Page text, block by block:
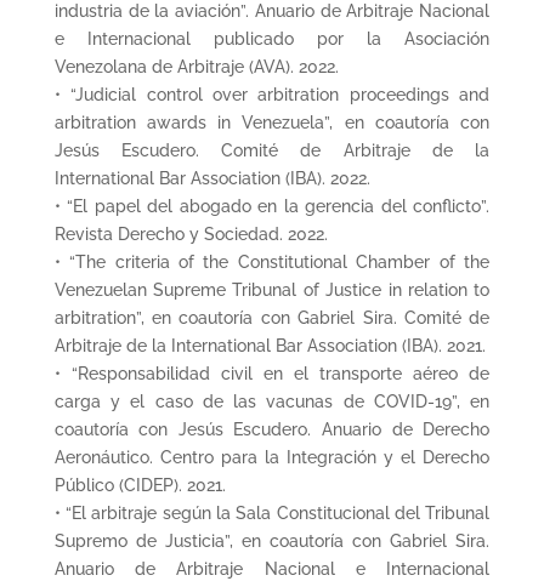
industria de la aviación”. Anuario de Arbitraje Nacional
e Internacional publicado por la Asociación
Venezolana de Arbitraje (AVA). 2022.
• “Judicial control over arbitration proceedings and
arbitration awards in Venezuela”, en coautoría con
Jesús Escudero. Comité de Arbitraje de la
International Bar Association (IBA). 2022.
• “El papel del abogado en la gerencia del conflicto”.
Revista Derecho y Sociedad. 2022.
• “The criteria of the Constitutional Chamber of the
Venezuelan Supreme Tribunal of Justice in relation to
arbitration”, en coautoría con Gabriel Sira. Comité de
Arbitraje de la International Bar Association (IBA). 2021.
• “Responsabilidad civil en el transporte aéreo de
carga y el caso de las vacunas de COVID-19”, en
coautoría con Jesús Escudero. Anuario de Derecho
Aeronáutico. Centro para la Integración y el Derecho
Público (CIDEP). 2021.
• “El arbitraje según la Sala Constitucional del Tribunal
Supremo de Justicia”, en coautoría con Gabriel Sira.
Anuario de Arbitraje Nacional e Internacional